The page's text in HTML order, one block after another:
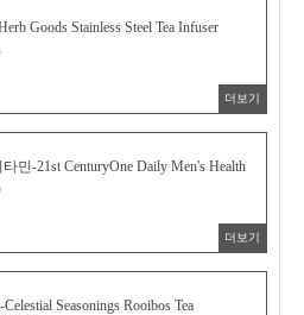
Goods Stainless Steel Tea Infuser
더보기
민-21st CenturyOne Daily Men's Health
더보기
Seasonings Rooibos Tea